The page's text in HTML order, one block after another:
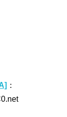
：